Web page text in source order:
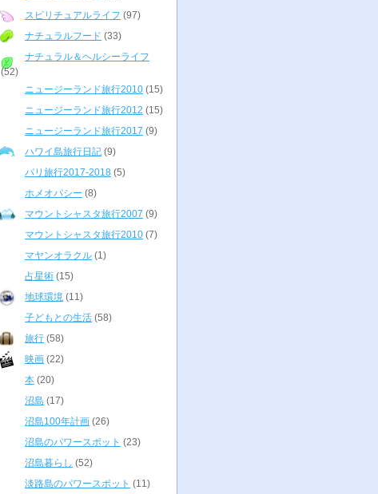
スピリチュアルライフ (97)
ナチュラルフード (33)
ナチュラル＆ヘルシーライフ
(52)
ニュージーランド旅行2010 (15)
ニュージーランド旅行2012 (15)
ニュージーランド旅行2017 (9)
ハワイ島旅行日記 (9)
パリ旅行2017-2018 (5)
ホメオパシー (8)
マウントシャスタ旅行2007 (9)
マウントシャスタ旅行2010 (7)
マヤンオラクル (1)
占星術 (15)
地球環境 (11)
子どもとの生活 (58)
旅行 (58)
映画 (22)
本 (20)
沼島 (17)
沼島100年計画 (26)
沼島のパワースポット (23)
沼島暮らし (52)
淡路島のパワースポット (11)